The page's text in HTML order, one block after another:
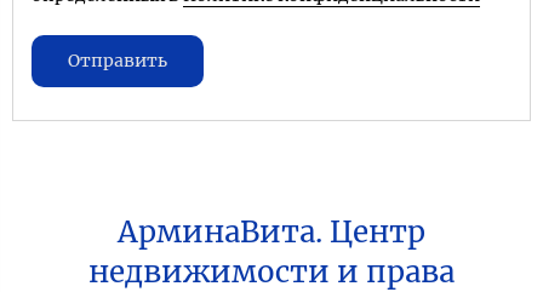
Отправить
АрминаВита. Центр
недвижимости и права